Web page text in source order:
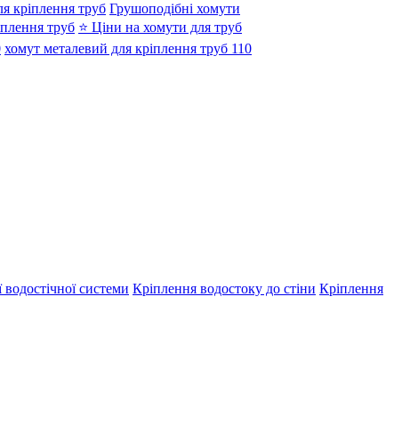
кріплення труб Грушоподібні хомути
труб ⭐ Ціни на хомути для труб
хомут металевий для кріплення труб 110
системи Кріплення водостоку до стіни Кріплення